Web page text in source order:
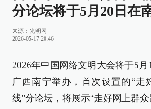
分论坛将于5月20日在
来源： 光明网
2026-05-17 20:46
2026年中国网络文明大会将于5月
广西南宁举办，首次设置的“走
线”分论坛，将展示“走好网上群